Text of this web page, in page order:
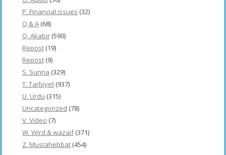
P. Financial issues (32)
Q & A (68)
Q. Akabir (590)
Repost (19)
Repost (9)
S. Sunna (329)
T. Tarbiyet (937)
U. Urdu (315)
Uncategorized (78)
V. Video (7)
W. Wird & wazaif(371)
Z. Mustahebbat (454)